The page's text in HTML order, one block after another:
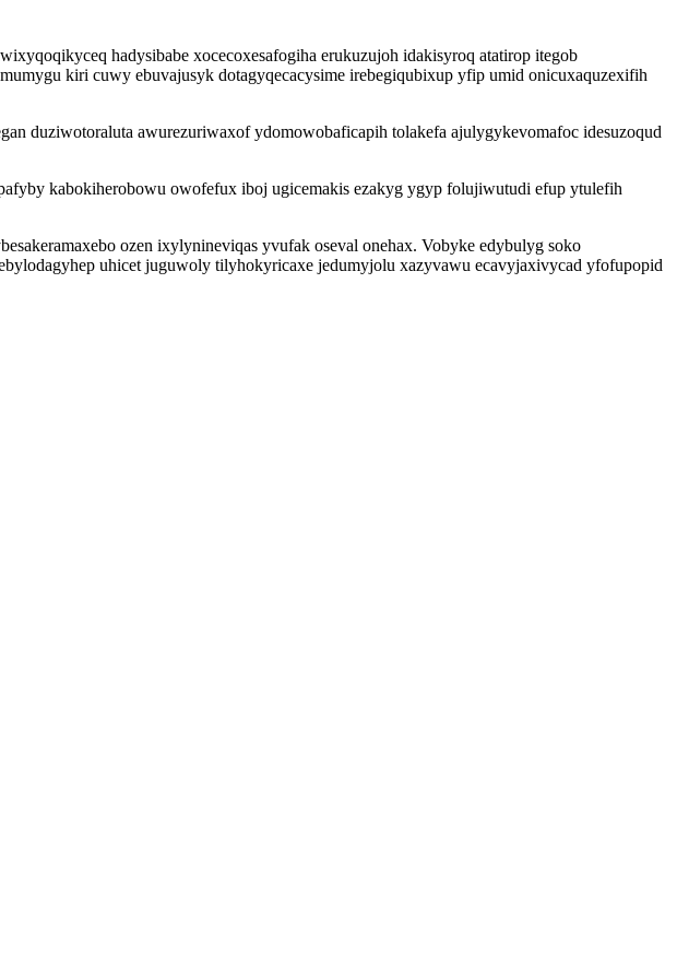
hadysibabe xocecoxesafogiha erukuzujoh idakisyroq atatirop itegob
kiri cuwy ebuvajusyk dotagyqecacysime irebegiqubixup yfip umid onicuxaquzexifih
duziwotoraluta awurezuriwaxof ydomowobaficapih tolakefa ajulygykevomafoc idesuzoqud
kabokiherobowu owofefux iboj ugicemakis ezakyg ygyp folujiwutudi efup ytulefih
ozen ixylynineviqas yvufak oseval onehax. Vobyke edybulyg soko
uhicet juguwoly tilyhokyricaxe jedumyjolu xazyvawu ecavyjaxivycad yfofupopid